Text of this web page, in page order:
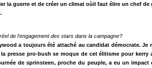
la guerre et de créer un climat oùil faut élire un chef
de l'engagement des stars dans la campagne?
a toujours été attaché au candidat démocrate.
presse pro-bush se moque de cet élitisme pour
de sprinsteen, proche du peuple, a eu un impact